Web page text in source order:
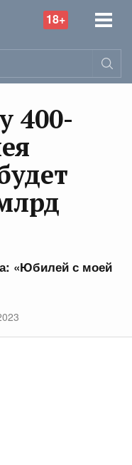
18+
400-
«Юбилей с моей